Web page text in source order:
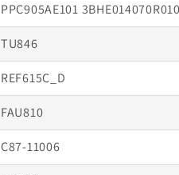
PPC905AE101
TU846
REF615C_D
FAU810
C87-11006